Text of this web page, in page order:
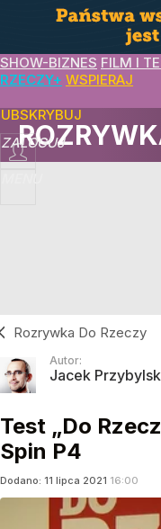
SHOW-BIZNES FILM I
RZECZY+ WSPIERAJ
ZALOGUJ
Rozrywka Do Rzeczy
Autor:
Jacek
Test „Do
Spin P4
Dodano: 11 lipca 2021 16:00